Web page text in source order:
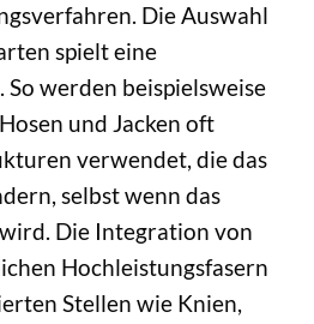
Die Auswahl
spielt eine
werden beispielsweise
und Jacken oft
verwendet, die das
selbst wenn das
Die Integration von
Hochleistungsfasern
Stellen wie Knien,